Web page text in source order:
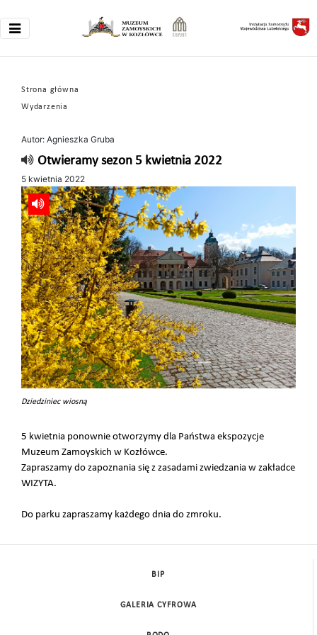
Strona główna
Wydarzenia
Autor: Agnieszka Gruba
Otwieramy sezon 5 kwietnia 2022
5 kwietnia 2022
Dziedziniec wiosną
5 kwietnia ponownie otworzymy dla Państwa ekspozycje
Muzeum Zamoyskich w Kozłówce.
Zapraszamy do zapoznania się z zasadami zwiedzania w zakładce
WIZYTA.
Do parku zapraszamy każdego dnia do zmroku.
BIP
GALERIA CYFROWA